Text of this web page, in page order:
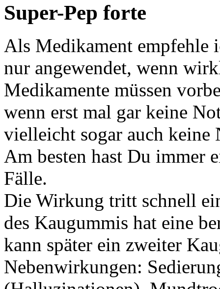
Super-Pep forte
Als Medikament empfehle
nur angewendet, wenn
Medikamente müssen
wenn erst mal gar keine
vielleicht sogar auch keine
Am besten hast Du immer
Fälle.
Die Wirkung tritt schnell
des Kaugummis hat eine
kann später ein zweiter
Nebenwirkungen: